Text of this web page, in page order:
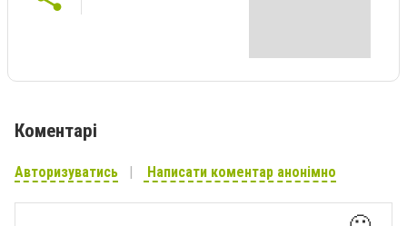
Коментарі
Авторизуватись Написати коментар анонімно